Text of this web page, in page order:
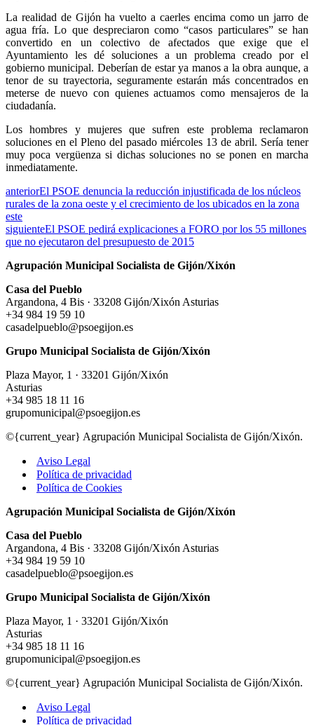
La realidad de Gijón ha vuelto a caerles encima como un jarro de
agua fría. Lo que despreciaron como “casos particulares” se han
convertido en un colectivo de afectados que exige que el
Ayuntamiento les dé soluciones a un problema creado por el
gobierno municipal. Deberían de estar ya manos a la obra aunque, a
tenor de su trayectoria, seguramente estarán más concentrados en
meterse de nuevo con quienes actuamos como mensajeros de la
ciudadanía.
Los hombres y mujeres que sufren este problema reclamaron
soluciones en el Pleno del pasado miércoles 13 de abril. Sería tener
muy poca vergüenza si dichas soluciones no se ponen en marcha
inmediatamente.
anteriorEl PSOE denuncia la reducción injustificada de los núcleos
rurales de la zona oeste y el crecimiento de los ubicados en la zona
este
siguienteEl PSOE pedirá explicaciones a FORO por los 55 millones
que no ejecutaron del presupuesto de 2015
Agrupación Municipal Socialista de Gijón/Xixón
Casa del Pueblo
Argandona, 4 Bis · 33208 Gijón/Xixón Asturias
+34 984 19 59 10
casadelpueblo@psoegijon.es
Grupo Municipal Socialista de Gijón/Xixón
Plaza Mayor, 1 · 33201 Gijón/Xixón
Asturias
+34 985 18 11 16
grupomunicipal@psoegijon.es
©{current_year} Agrupación Municipal Socialista de Gijón/Xixón.
Aviso Legal
Política de privacidad
Política de Cookies
Agrupación Municipal Socialista de Gijón/Xixón
Casa del Pueblo
Argandona, 4 Bis · 33208 Gijón/Xixón Asturias
+34 984 19 59 10
casadelpueblo@psoegijon.es
Grupo Municipal Socialista de Gijón/Xixón
Plaza Mayor, 1 · 33201 Gijón/Xixón
Asturias
+34 985 18 11 16
grupomunicipal@psoegijon.es
©{current_year} Agrupación Municipal Socialista de Gijón/Xixón.
Aviso Legal
Política de privacidad